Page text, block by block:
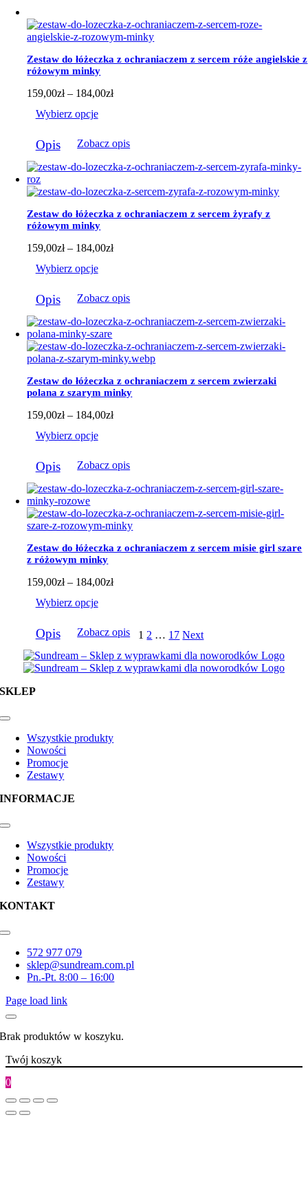
184,00zł
Zestaw do łóżeczka z ochraniaczem z sercem róże angielskie z
różowym minky
159,00zł – 184,00złZakres
do
Wybierz opcje
produkt
ma
wiele
wariantów.
Opcje
można
wybrać
na
stronie
Opis Zobacz opis
Zestaw do łóżeczka z ochraniaczem z sercem żyrafy z
różowym minky
159,00zł – 184,00złZakres
do
Wybierz opcje
produkt
ma
wiele
wariantów.
Opcje
można
wybrać
na
stronie
produktu
Opis Zobacz opis
Zestaw do łóżeczka z ochraniaczem z sercem zwierzaki
polana z szarym minky
159,00zł – 184,00złZakres
do
Wybierz opcje
produkt
ma
wiele
wariantów.
Opcje
można
wybrać
na
stronie
produktu
Opis Zobacz opis
Zestaw do łóżeczka z ochraniaczem z sercem misie girl szare
z różowym minky
159,00zł – 184,00złZakres
do
184,00zł
Wybierz opcje
produkt
ma
wiele
wariantów.
Opcje
można
stronie
produktu
Opis Zobacz opis 1 2 … 17 Next
SKLEP
Toggle
NavigationWszystkie produkty
Nowości
Promocje
Zestawy
INFORMACJE
Toggle
NavigationWszystkie produkty
Nowości
Promocje
Zestawy
KONTAKT
Toggle
Navigation572 977 079
sklep@sundream.com.pl
Pn.-Pt. 8:00 – 16:00
Page load link
Brak produktów w koszyku.
Twój koszyk
0